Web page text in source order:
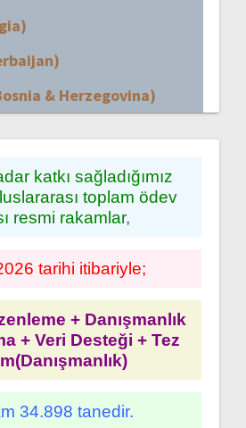
& Herzegovina)
katkı sağladığımız
toplam ödev
resmi rakamlar,
tarihi itibariyle;
+ Danışmanlık
+ Veri Desteği + Tez
34.898 tanedir.